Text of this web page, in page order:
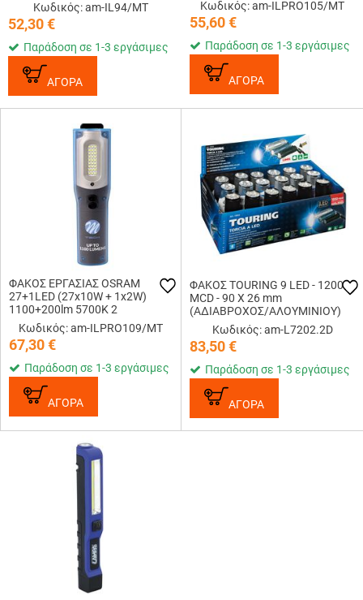
255x55x45mm
Κωδικός: am-IL94/MT
52,30€
Παράδοση σε 1-3 εργάσιμες
ΑΓΟΡΑ
Κωδικός: am-ILPRO105/MT
55,60€
Παράδοση σε 1-3 εργάσιμες
ΑΓΟΡΑ
ΦΑΚΟΣ ΕΡΓΑΣΙΑΣ OSRAM
27+1LED (27x10W + 1x2W)
1100+200lm 5700K 2
ΛΕΙΤΟΥΡΓΙΩΝ M-TECH
Κωδικός: am-ILPRO109/MT
67,30€
Παράδοση σε 1-3 εργάσιμες
ΑΓΟΡΑ
ΦΑΚΟΣ TOURING 9 LED - 1200
MCD - 90 Χ 26 mm
(ΑΔΙΑΒΡΟΧΟΣ/ΑΛΟΥΜΙΝΙΟΥ)
LAMPA - ΚΟΥΤΙ 18 ΤΕΜ
Κωδικός: am-L7202.2D
83,50€
Παράδοση σε 1-3 εργάσιμες
ΑΓΟΡΑ